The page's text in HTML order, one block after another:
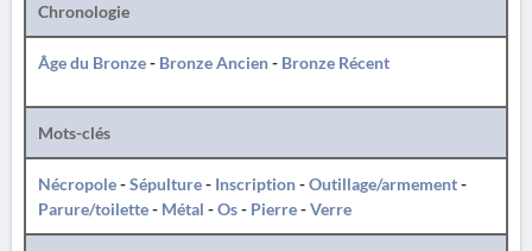
Chronologie
Âge du Bronze- Bronze Ancien- Bronze Récent
Mots-clés
Nécropole-Sépulture- Inscription-Outillage/armement-
Parure/toilette- Métal -Os- Pierre-Verre